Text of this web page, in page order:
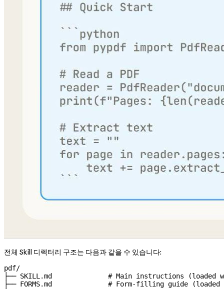
전체 Skill 디렉터리 구조는 다음과 같을 수 있습니다:
pdf/
├── SKILL.md              # Main instructions (loaded
├── FORMS.md              # Form-filling guide (loaded